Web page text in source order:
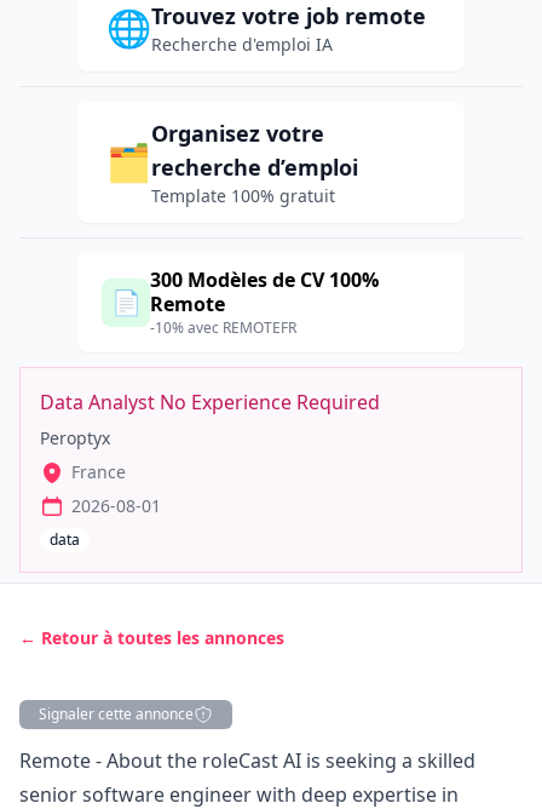
🌐Trouvez votre job remote
Recherche d'emploi IA
🗂️
Organisez votre
recherche d’emploi
Template 100% gratuit
📄
300 Modèles de CV 100%
Remote
-10% avec REMOTEFR
Data Analyst No Experience Required
Peroptyx
France
2026-08-01
data
← Retour à toutes les annonces
Signaler cette annonce
Description
Remote - About the roleCast AI is seeking a skilled
senior software engineer with deep expertise in